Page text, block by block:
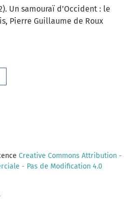
Un samouraï d’Occident : le
Pierre Guillaume de Roux
Creative Commons Attribution -
- Pas de Modification 4.0